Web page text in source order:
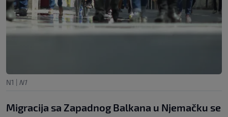
N1 | N1
Migracija sa Zapadnog Balkana u Njemačku se